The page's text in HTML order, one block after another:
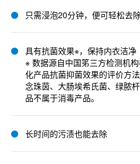
只需浸泡20分钟，便可轻松去
具有抗菌效果※，保持内衣洁净
※ 数据源自中国笫三方检测机
化产品抗菌抑菌效果的评价方
念珠茵、大肠埃希氏菌、绿脓
品不属于消毒产品。
长时间的污渍也能去除